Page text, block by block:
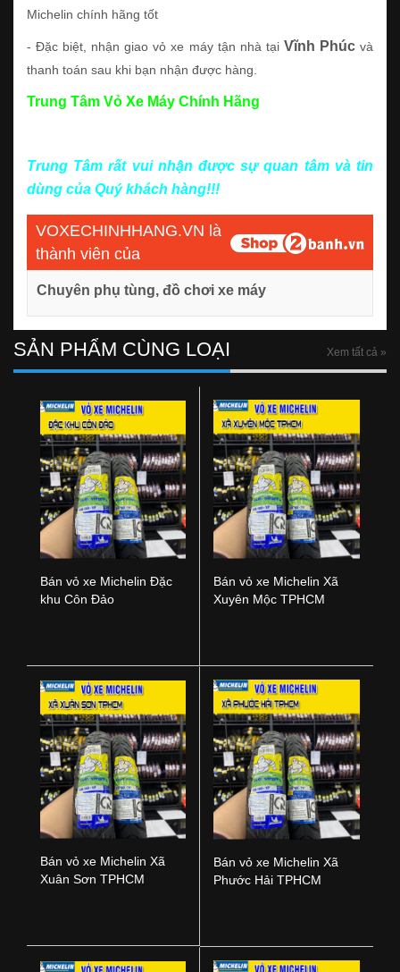
Michelin chính hãng tốt
- Đặc biệt, nhận giao vỏ xe máy tận nhà tại Vĩnh Phúcvà
thanh toán sau khi bạn nhận được hàng.
Trung Tâm Vỏ Xe Máy Chính Hãng
Trung Tâm rất vui nhận được sự quan tâm và tin
dùng của Quý khách hàng!!!
VOXECHINHHANG.VN là
thành viên của
Chuyên phụ tùng, đồ chơi xe máy
SẢN PHẨM CÙNG LOẠI Xem tất cả »
Bán vỏ xe Michelin Đặc
khu Côn Đảo
Bán vỏ xe Michelin Xã
Xuyên Mộc TPHCM
Bán vỏ xe Michelin Xã
Xuân Sơn TPHCM
Bán vỏ xe Michelin Xã
Phước Hải TPHCM